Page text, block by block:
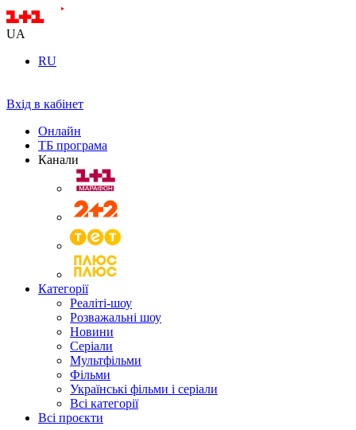
UA
RU
Вхід в кабінет
Онлайн
ТБ програма
Канали
Категорії
Реаліті-шоу
Розважальні шоу
Новини
Серіали
Мультфільми
Фільми
Українські фільми і серіали
Всі категорії
Всі проєкти